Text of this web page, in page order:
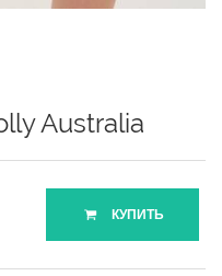
Australia
КУПИТЬ